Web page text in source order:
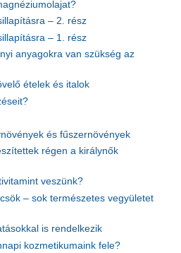
– 2. rész
– 1. rész
anyagokra van szükség az
ételek és italok
és fűszernövények
régen a királynők
veszünk?
– sok természetes vegyületet
is rendelkezik
kozmetikumaink fele?